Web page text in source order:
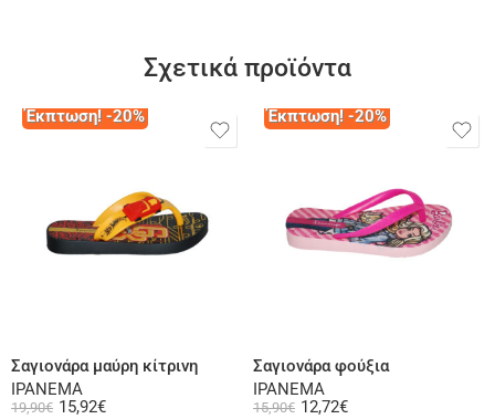
Σχετικά προϊόντα
Έκπτωση! -20%
Σαγιονάρα μαύρη κίτρινη
IPANEMA
19,90€ 15,92€
Έκπτωση! -20%
Σαγιονάρα φούξια
IPANEMA
15,90€ 12,72€